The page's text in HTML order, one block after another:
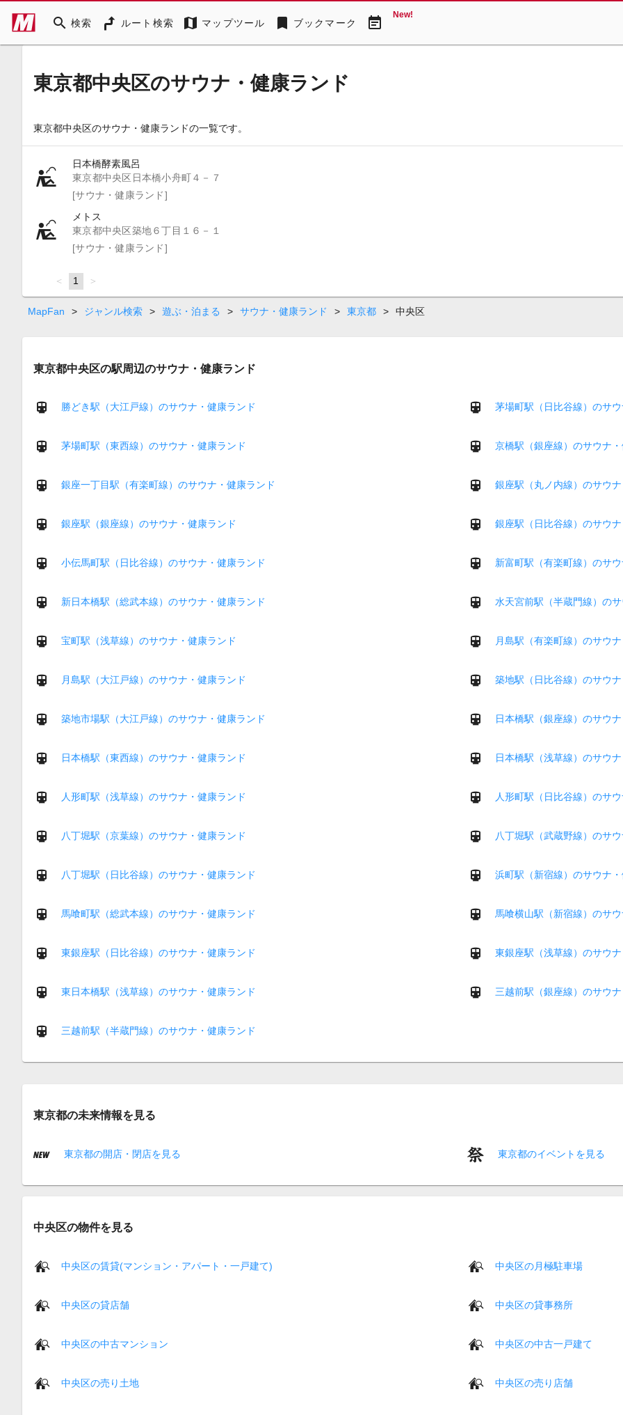
search 検索 ルート検索 map マップツール bookmark ブックマーク event_note New!
東京都中央区のサウナ・健康ランド
東京都中央区のサウナ・健康ランドの一覧です。
日本橋酵素風呂
東京都中央区日本橋小舟町４－７
[サウナ・健康ランド]
メトス
東京都中央区築地６丁目１６－１
[サウナ・健康ランド]
page
You're
on
page
1 page
MapFan > ジャンル検索 > 遊ぶ・泊まる > サウナ・健康ランド > 東京都 > 中央区
東京都中央区の駅周辺のサウナ・健康ランド
勝どき駅（大江戸線）のサウナ・健康ランド 茅場町駅（日比谷線）のサ
茅場町駅（東西線）のサウナ・健康ランド 京橋駅（銀座線）のサウナ
銀座一丁目駅（有楽町線）のサウナ・健康ランド 銀座駅（丸ノ内線）のサウ
銀座駅（銀座線）のサウナ・健康ランド 銀座駅（日比谷線）のサウ
小伝馬町駅（日比谷線）のサウナ・健康ランド 新富町駅（有楽町線）のサ
新日本橋駅（総武本線）のサウナ・健康ランド 水天宮前駅（半蔵門線）の
宝町駅（浅草線）のサウナ・健康ランド 月島駅（有楽町線）のサウ
月島駅（大江戸線）のサウナ・健康ランド 築地駅（日比谷線）のサウ
築地市場駅（大江戸線）のサウナ・健康ランド 日本橋駅（銀座線）のサウ
日本橋駅（東西線）のサウナ・健康ランド 日本橋駅（浅草線）のサウ
人形町駅（浅草線）のサウナ・健康ランド 人形町駅（日比谷線）のサ
八丁堀駅（京葉線）のサウナ・健康ランド 八丁堀駅（武蔵野線）のサ
八丁堀駅（日比谷線）のサウナ・健康ランド 浜町駅（新宿線）のサウナ
馬喰町駅（総武本線）のサウナ・健康ランド 馬喰横山駅（新宿線）のサ
東銀座駅（日比谷線）のサウナ・健康ランド 東銀座駅（浅草線）のサウ
東日本橋駅（浅草線）のサウナ・健康ランド 三越前駅（銀座線）のサウ
三越前駅（半蔵門線）のサウナ・健康ランド
東京都の未来情報を見る
東京都の開店・閉店を見る 東京都のイベントを見る
中央区の物件を見る
中央区の賃貸(マンション・アパート・一戸建て) 中央区の月極駐車場
中央区の貸店舗 中央区の貸事務所
中央区の中古マンション 中央区の中古一戸建て
中央区の売り土地 中央区の売り店舗